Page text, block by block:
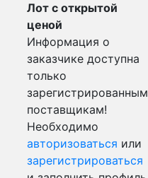
Лот с открытой
ценой
Информация о
заказчике доступна
только
зарегистрированным
поставщикам!
Необходимо
авторизоваться или
зарегистрироваться